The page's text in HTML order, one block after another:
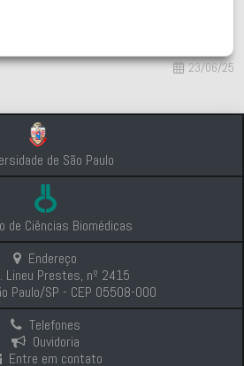
23/06/25
de São Paulo
de Ciências Biomédicas
Endereço
Lineu Prestes, nº 2415
Paulo/SP - CEP 05508-000
Telefones
Ouvidoria
Entre em contato